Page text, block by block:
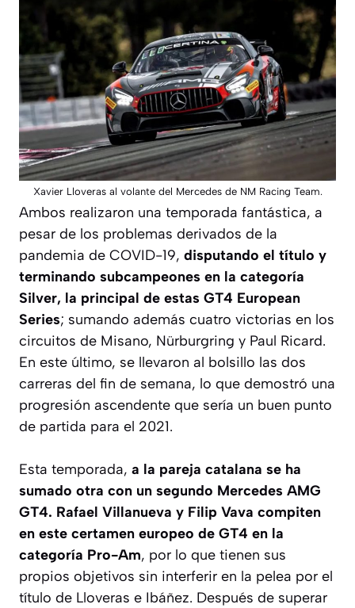
Xavier Lloveras al volante del Mercedes de NM Racing Team.
Ambos realizaron una temporada fantástica, a
pesar de los problemas derivados de la
pandemia de COVID-19, disputando el título y
terminando subcampeones en la categoría
Silver, la principal de estas GT4 European
Series; sumando además cuatro victorias en los
circuitos de Misano, Nürburgring y Paul Ricard.
En este último, se llevaron al bolsillo las dos
carreras del fin de semana, lo que demostró una
progresión ascendente que sería un buen punto
de partida para el 2021.
Esta temporada, a la pareja catalana se ha
sumado otra con un segundo Mercedes AMG
GT4. Rafael Villanueva y Filip Vava compiten
en este certamen europeo de GT4 en la
categoría Pro-Am, por lo que tienen sus
propios objetivos sin interferir en la pelea por el
título de Lloveras e Ibáñez. Después de superar